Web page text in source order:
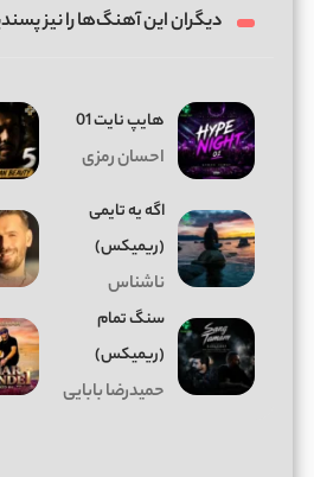
دیگران این آهنگ‌ها را نیز
هایپ نایت 01
احسان رمزی
اگه یه تایمی
(ریمیکس)
ناشناس
سنگ تمام
(ریمیکس)
حمیدرضا بابایی